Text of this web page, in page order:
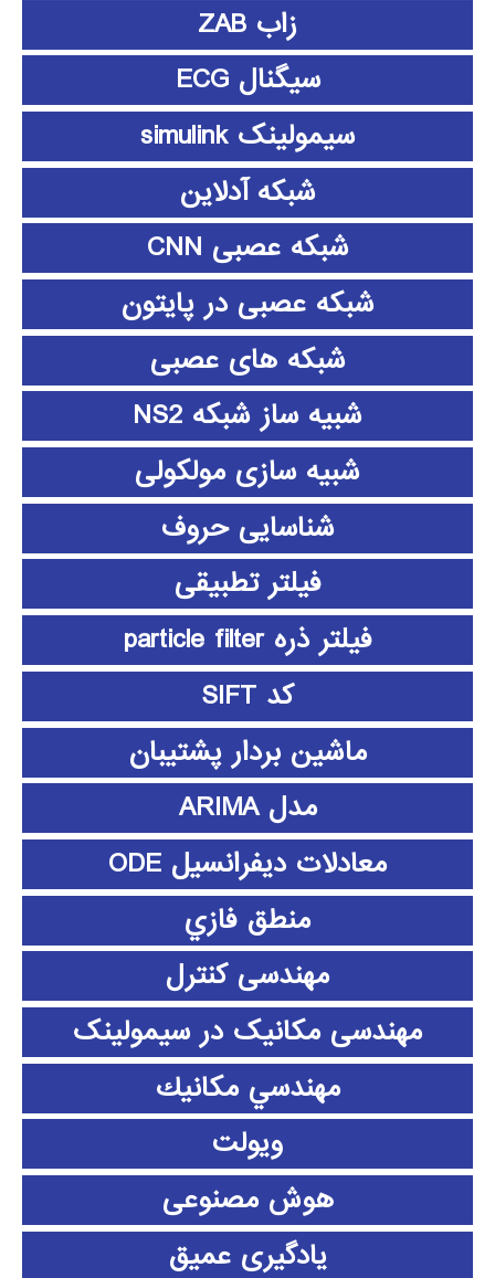
زاب ZAB
سیگنال ECG
سیمولینک simulink
شبکه آدلاین
شبکه عصبی CNN
شبکه عصبی در پایتون
شبکه های عصبی
شبیه ساز شبکه NS2
شبیه سازی مولکولی
شناسایی حروف
فیلتر تطبیقی
فیلتر ذره particle filter
کد SIFT
ماشین بردار پشتیبان
مدل ARIMA
معادلات دیفرانسیل ODE
منطق فازي
مهندسی کنترل
مهندسی مکانیک در سیمولینک
مهندسي مكانيك
ویولت
هوش مصنوعی
یادگیری عمیق